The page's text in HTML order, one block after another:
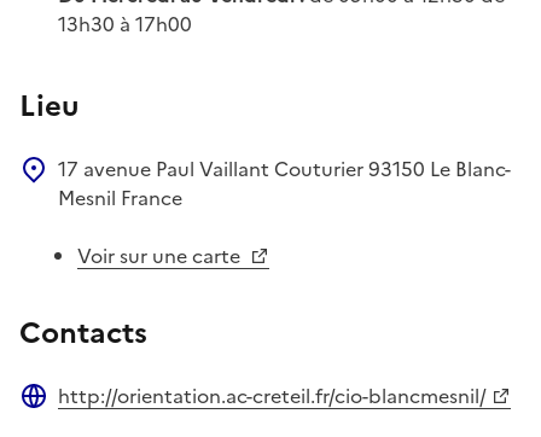
13h30 à 17h00
Lieu
17 avenue Paul Vaillant Couturier93150 Le Blanc-
Mesnil France
Voir sur une carte
Contacts
http://orientation.ac-creteil.fr/cio-blancmesnil/